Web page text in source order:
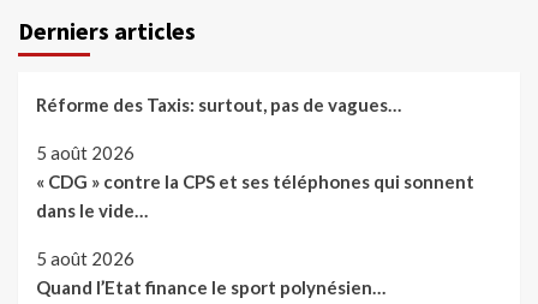
Derniers articles
Réforme des Taxis: surtout, pas de vagues…
5 août 2026
« CDG » contre la CPS et ses téléphones qui sonnent
dans le vide…
5 août 2026
Quand l’Etat finance le sport polynésien…